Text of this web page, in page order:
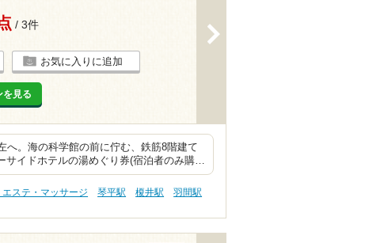
/ 3件
お気に入りに追加
を見る
へ。海の科学館の前に佇む、鉄筋8階建て
イドホテルの湯めぐり券(宿泊者のみ購…
エステ・マッサージ 琴平駅 榎井駅
羽間駅